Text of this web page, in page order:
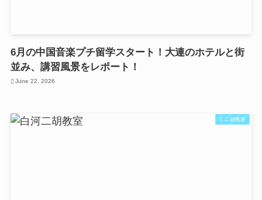
6月の中国音楽プチ留学スタート！大連のホテルと街
並み、講習風景をレポート！
June 22, 2026
二胡教室